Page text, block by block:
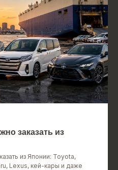
заказать из
из Японии: Toyota,
Lexus, кей-кары и даже